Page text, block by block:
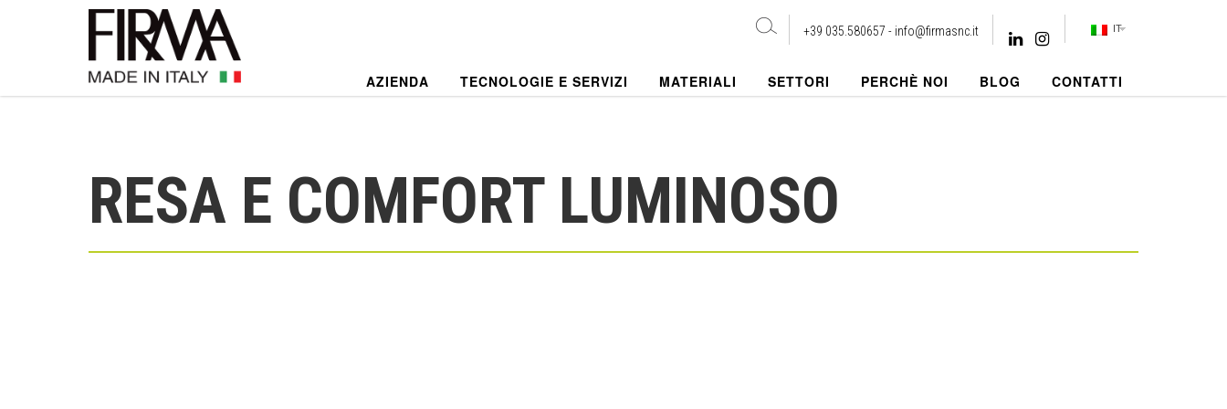
+39 035.580657 - info@firmasnc.it IT
AZIENDA TECNOLOGIE E SERVIZI MATERIALI SETTORI PERCHÈ NOI BLOG CONTATTI
RESA E COMFORT LUMINOSO